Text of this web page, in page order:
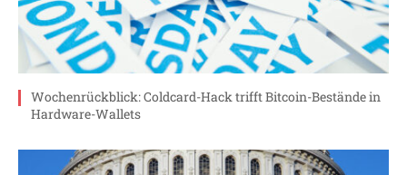
Wochenrückblick: Coldcard-Hack trifft Bitcoin-Bestände in
Hardware-Wallets